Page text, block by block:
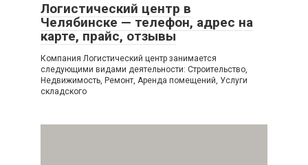
Логистический центр в
Челябинске — телефон, адрес на
карте, прайс, отзывы
Компания Логистический центр занимается
следующими видами деятельности: Строительство,
Недвижимость, Ремонт, Аренда помещений, Услуги
складского